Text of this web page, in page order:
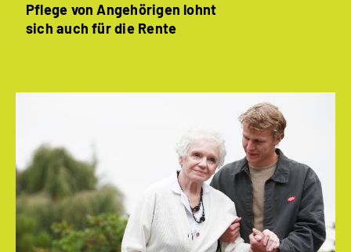
Pflege von Angehörigen lohnt
sich auch für die Rente